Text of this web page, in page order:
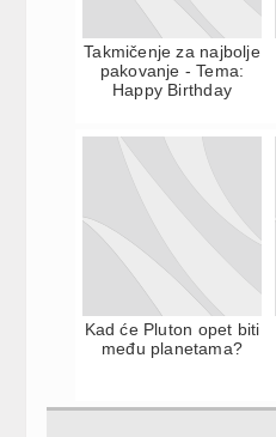
Takmičenje za najbolje
pakovanje - Tema:
Happy Birthday
Kad će Pluton opet biti
među planetama?